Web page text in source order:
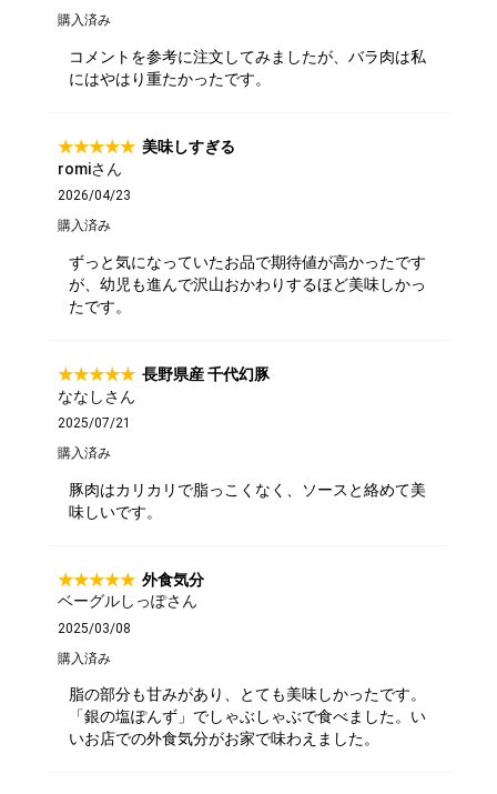
購入済み
コメントを参考に注文してみましたが、バラ肉は私
にはやはり重たかったです。
美味しすぎる
romiさん
2026/04/23
購入済み
ずっと気になっていたお品で期待値が高かったです
が、幼児も進んで沢山おかわりするほど美味しかっ
たです。
長野県産 千代幻豚
ななしさん
2025/07/21
購入済み
豚肉はカリカリで脂っこくなく、ソースと絡めて美
味しいです。
外食気分
ベーグルしっぽさん
2025/03/08
購入済み
脂の部分も甘みがあり、とても美味しかったです。
「銀の塩ぽんず」でしゃぶしゃぶで食べました。い
いお店での外食気分がお家で味わえました。